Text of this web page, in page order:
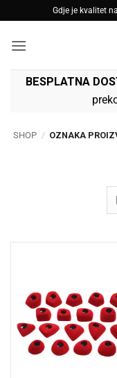
to
content
Gdje je kvalitet
BESPLATNA
SHOP / OZNAKA